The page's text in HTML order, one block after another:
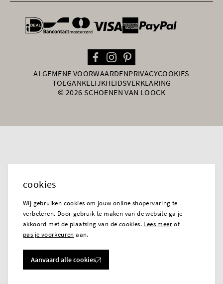
general.paymentOptions
ALGEMENE VOORWAARDENPRIVACYCOOKIES
TOEGANKELIJKHEIDSVERKLARING
© 2026 SCHOENEN VAN LOOCK
cookies
Wij gebruiken cookies om jouw online shopervaring te
verbeteren. Door gebruik te maken van de website ga je
akkoord met de plaatsing van de cookies. Lees meerof
pas je voorkeuren aan.
Aanvaard alle cookies